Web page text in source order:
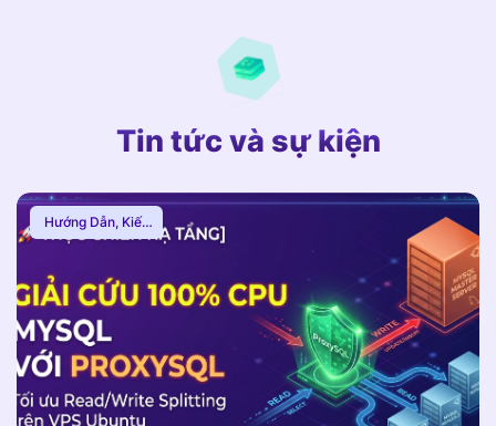
Tin tức và sự kiện
Hướng Dẫn, Kiến
Thức Proxy